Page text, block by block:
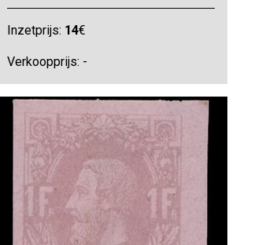
Inzetprijs: 14€
Verkoopprijs: -